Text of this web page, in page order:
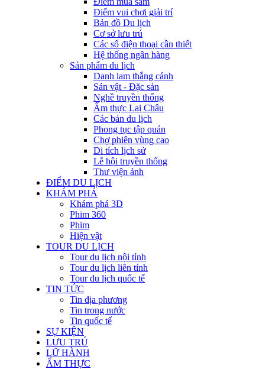
Điểm vui chơi giải trí
Bản đồ Du lịch
Cơ sở lưu trú
Các số điện thoại cần thiết
Hệ thống ngân hàng
Sản phẩm du lịch
Danh lam thắng cảnh
Sản vật - Đặc sản
Nghề truyền thống
Ẩm thực Lai Châu
Các bản du lịch
Phong tục tập quán
Chợ phiên vùng cao
Di tích lịch sử
Lễ hội truyền thống
Thư viện ảnh
ĐIỂM DU LỊCH
KHÁM PHÁ
Khám phá 3D
Phim 360
Phim
Hiện vật
TOUR DU LỊCH
Tour du lịch nội tỉnh
Tour du lịch liên tỉnh
Tour du lịch quốc tế
TIN TỨC
Tin địa phương
Tin trong nước
Tin quốc tế
SỰ KIỆN
LƯU TRÚ
LỮ HÀNH
ẨM THỰC